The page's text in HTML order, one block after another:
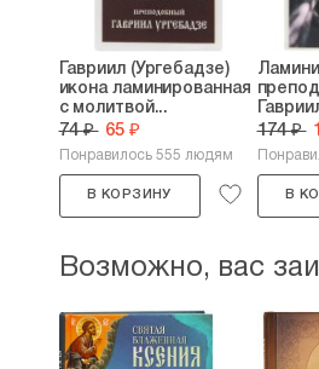
Гавриил (Ургебадзе)
икона ламинированная
с молитвой...
74 ₽ 65 ₽
Понравилось 555 людям
В КОРЗИНУ
174 ₽
В
Возможно, вас